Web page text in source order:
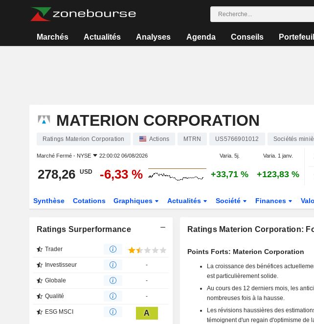
Marchés Actualités Analyses Agenda Conseils
MATERION CORPORATION
Ratings Materion Corporation Actions MTRN US5766901012 Sociétés
Marché Fermé - NYSE 22:00:02 06/08/2026 Varia. 5j. Varia. 1 janv.
278,26 USD -6,33 % +33,71 % +123,83 %
Synthèse Cotations Graphiques Actualités Société Finances
Ratings Surperformance
Trader
Investisseur -
Globale -
Qualité -
ESG MSCI A
Ratings Materion Corporation:
Points Forts: Materion Corporation
La croissance des bénéfices
est particulièrement solide.
Au cours des 12 derniers mois, les
nombreuses fois à la hausse.
Les révisions haussières des
témoignent d'un regain d'optimisme de